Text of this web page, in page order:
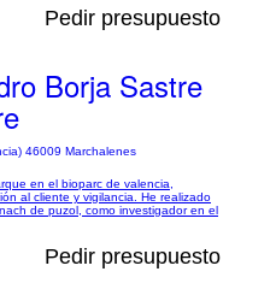
Pedir presupuesto
Borja Sastre
46009 Marchalenes
en el bioparc de valencia,
al cliente y vigilancia. He realizado
de puzol, como investigador en el
Pedir presupuesto